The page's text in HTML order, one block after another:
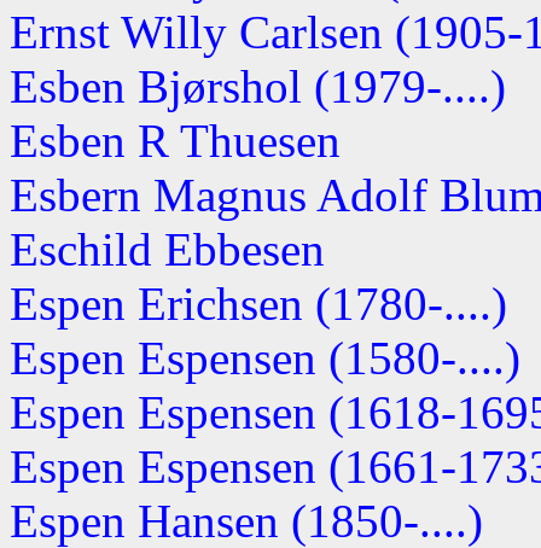
Ernst Willy Carlsen (1905-
Esben Bjørshol (1979-....)
Esben R Thuesen
Esbern Magnus Adolf
Eschild Ebbesen
Espen Erichsen (1780-....)
Espen Espensen (1580-....)
Espen Espensen (1618-
Espen Espensen (1661-
Espen Hansen (1850-....)